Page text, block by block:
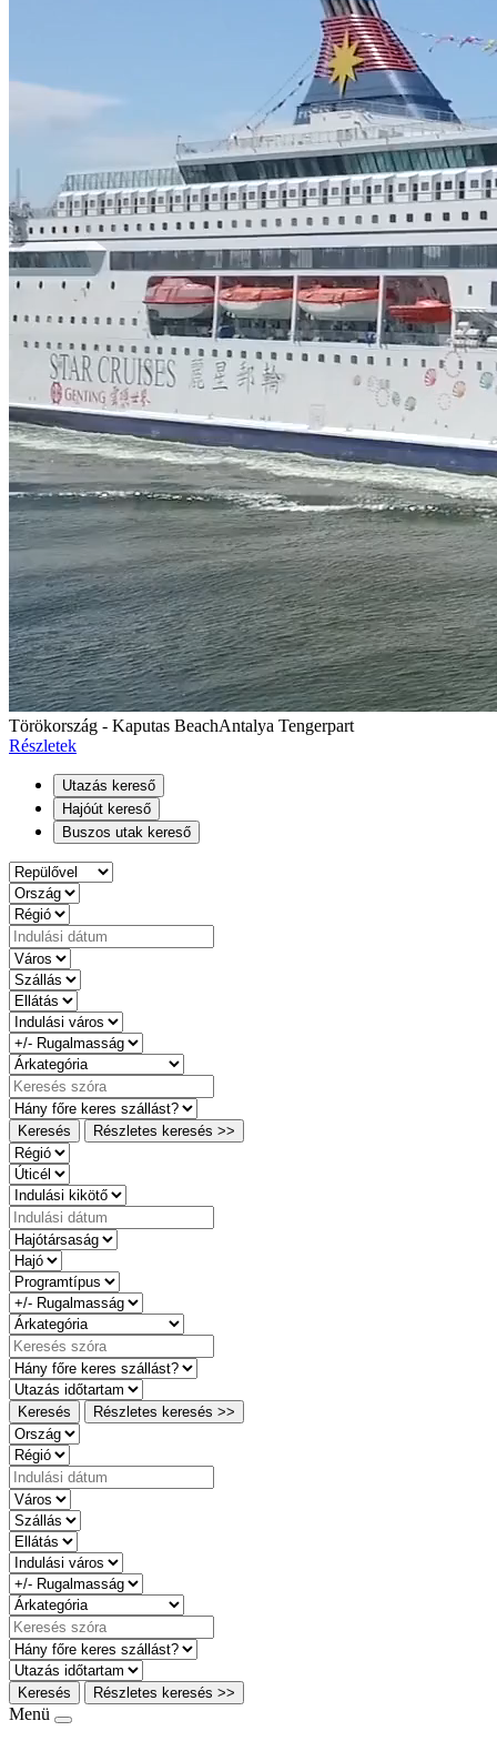
Törökország - Kaputas BeachAntalya Tengerpart
Részletek
Utazás kereső
Hajóút kereső
Buszos utak kereső
Keresés Részletes keresés >>
Keresés Részletes keresés >>
Keresés Részletes keresés >>
Menü